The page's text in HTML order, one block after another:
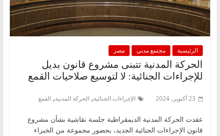
الرئيسية مجتمع مدني مصر
الحركة المدنية تتبنى مشروع قانون بديل
للإجراءات الجنائية: لا لتوسيع صلاحيات القمع
23 أكتوبر، 2024 الإجراءات الجنائية, الحركة المدنية, القمع
عقدت الحركة المدنية الديمقراطية جلسة نقاشية بشأن مشروع
قانون الإجراءات الجنائية الجديد، بحضور مجموعة من الخبراء